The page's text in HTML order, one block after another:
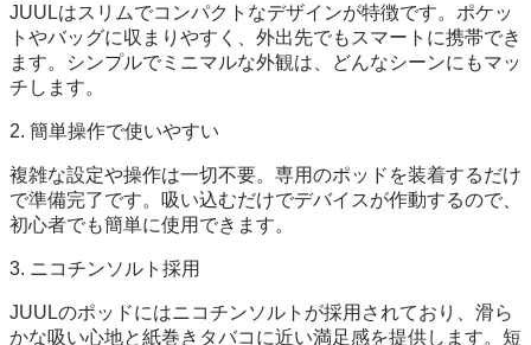
JUULはスリムでコンパクトなデザインが特徴です。ポケッ
トやバッグに収まりやすく、外出先でもスマートに携帯でき
ます。シンプルでミニマルな外観は、どんなシーンにもマッ
チします。
2. 簡単操作で使いやすい
複雑な設定や操作は一切不要。専用のポッドを装着するだけ
で準備完了です。吸い込むだけでデバイスが作動するので、
初心者でも簡単に使用できます。
3. ニコチンソルト採用
JUULのポッドにはニコチンソルトが採用されており、滑ら
かな吸い心地と紙巻きタバコに近い満足感を提供します。短